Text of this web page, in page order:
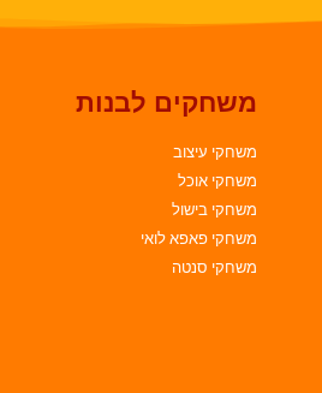
משחקים לבנות
משחקי עיצוב
משחקי אוכל
משחקי בישול
משחקי פאפא לואי
משחקי סנטה